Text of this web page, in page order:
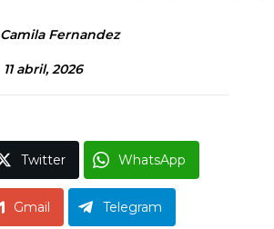
Camila Fernandez
11 abril, 2026
Twitter WhatsApp
Gmail Telegram